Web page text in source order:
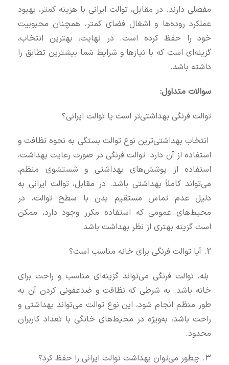
مفصلی دارند. در مقابل، توالت ایرانی با هزینه کمتر، بهبود
عملکرد روده‌ها و اشغال فضای کمتر، همچنان محبوبیت
خود را حفظ کرده است. در نهایت، بهترین انتخاب،
گزینه‌ای است که با نیازها و شرایط شما بیشترین تطابق را
داشته باشد.
سوالات متداول:
توالت فرنگی بهداشتی‌تر است یا توالت ایرانی؟
انتخاب بهداشتی‌ترین نوع توالت بستگی به نحوه نظافت و
استفاده از آن دارد. توالت فرنگی در صورت رعایت بهداشت،
استفاده از پوشش‌های بهداشتی و شستشوی منظم،
می‌تواند کاملاً بهداشتی باشد. در مقابل، توالت ایرانی به
دلیل عدم تماس مستقیم بدن با سطح توالت، در
محیط‌های عمومی که استفاده مکرر وجود دارد، ممکن
است گزینه بهتری از نظر بهداشت باشد.
2. آیا توالت فرنگی برای خانه مناسب است؟
بله، توالت فرنگی می‌تواند گزینه‌ای مناسب و راحت برای
خانه باشد. به شرطی که نظافت و ضدعفونی کردن آن به
طور منظم انجام شود، این نوع توالت می‌تواند بهداشتی و
راحت باشد، به‌ویژه در محیط‌های خانگی با تعداد کاربران
محدود.
3. چطور می‌توان بهداشت توالت ایرانی را حفظ کرد؟